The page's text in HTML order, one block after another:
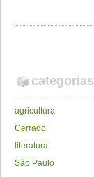
categorias
agricultura
Cerrado
literatura
São Paulo